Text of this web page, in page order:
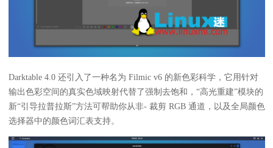
Darktable 4.0 还引入了一种名为 Filmic v6 的新色彩科学，它用针对
输出色彩空间的真实色域映射代替了强制去饱和，“高光重建”模块的
新“引导拉普拉斯”方法可帮助你从非- 裁剪 RGB​​ 通道，以及全局颜色
选择器中的颜色词汇表支持。